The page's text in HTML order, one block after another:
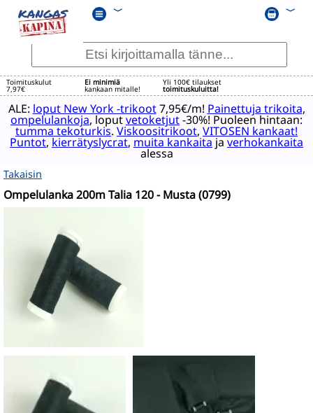
﹀ ﹀
Toimituskulut
7,97€
Ei minimiä
kankaan mitalle!
Yli 100€ tilaukset
toimituskuluitta!
ALE: loput New York -trikoot7,95€/m! Painettuja trikoita,
ompelulankoja, loputvetoketjut-30%! Puoleen hintaan:
tumma tekoturkis. Viskoositrikoot, VITOSEN kankaat!
Puntot,kierrätyslycrat,muita kankaitajaverhokankaita
alessa
Takaisin
Ompelulanka 200m Talia 120 - Musta (0799)